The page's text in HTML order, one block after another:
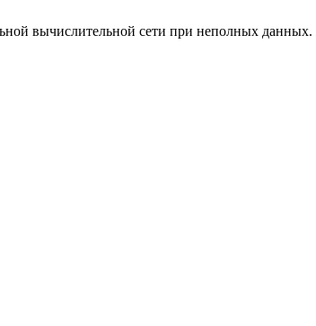
вычислительной сети при неполных данных.